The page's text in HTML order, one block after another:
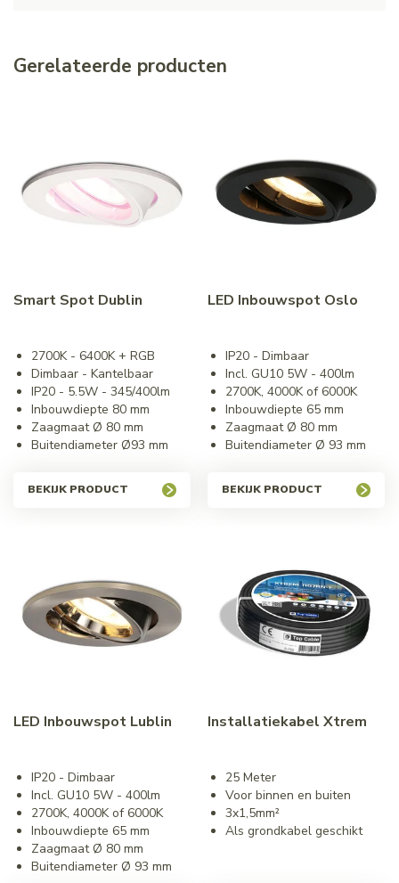
Gerelateerde producten
Smart Spot Dublin
2700K - 6400K + RGB
Dimbaar - Kantelbaar
IP20 - 5.5W - 345/400lm
Inbouwdiepte 80 mm
Zaagmaat Ø 80 mm
Buitendiameter Ø93 mm
BEKIJK PRODUCT
LED Inbouwspot Oslo
IP20 - Dimbaar
Incl. GU10 5W - 400lm
2700K, 4000K of 6000K
Inbouwdiepte 65 mm
Zaagmaat Ø 80 mm
Buitendiameter Ø 93 mm
BEKIJK PRODUCT
LED Inbouwspot Lublin
IP20 - Dimbaar
Incl. GU10 5W - 400lm
2700K, 4000K of 6000K
Inbouwdiepte 65 mm
Zaagmaat Ø 80 mm
Buitendiameter Ø 93 mm
Installatiekabel Xtrem
25 Meter
Voor binnen en buiten
3x1,5mm²
Als grondkabel geschikt